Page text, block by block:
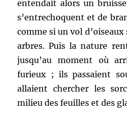
entendait alors un
s’entrechoquent et de
comme si un vol
arbres. Puis la nature
jusqu’au moment où
furieux ; ils passaient
allaient chercher les
milieu des feuilles et des